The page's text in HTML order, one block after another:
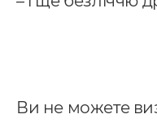
Ви не можете